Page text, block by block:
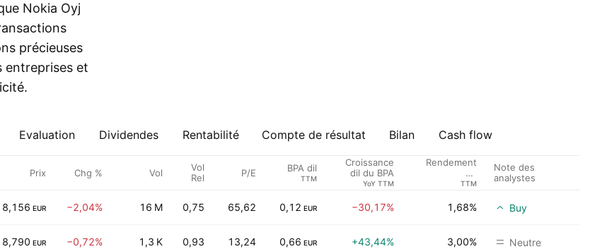
Nokia Oyj
précieuses
entreprises et
Evaluation Dividendes Rentabilité Compte de résultat Bilan Cash flow
Prix Chg % Vol
Vol
Rel
P/E BPA dil
TTM
Croissance
dil du BPA
YoY TTM
Rendement
du
Dividende %
TTM
Note des
analystes
8,156 EUR −2,04% 16 M 0,75 65,62 0,12 EUR −30,17% 1,68% Buy
8,790 EUR −0,72% 1,3 K 0,93 13,24 0,66 EUR +43,44% 3,00% Neutre